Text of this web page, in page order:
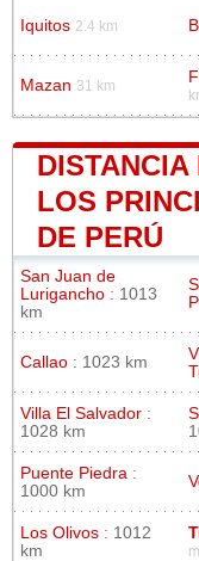
Iquitos 2.4 km
Mazan 31 km
DISTANCIA
LOS
DE PERÚ
San Juan de
Lurigancho : 1013
km
Callao : 1023 km
Villa El Salvador :
1028 km
Puente Piedra :
1000 km
Los Olivos : 1012
km